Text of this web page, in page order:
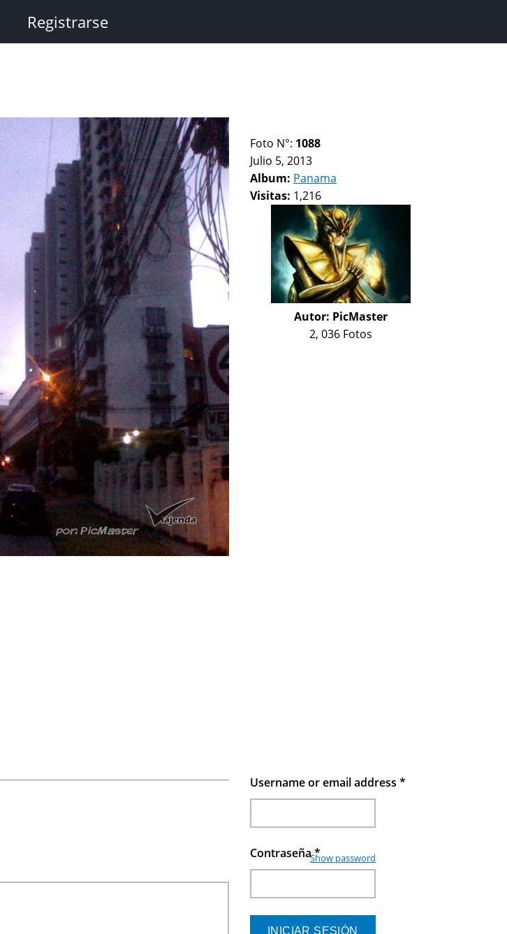
Registrarse
Foto N°: 1088
Julio 5, 2013
Album: Panama
Visitas: 1,216
Autor: PicMaster
2, 036 Fotos
Username or email address *
Contraseña*
Show password